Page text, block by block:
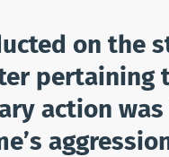
on the
pertaining
action